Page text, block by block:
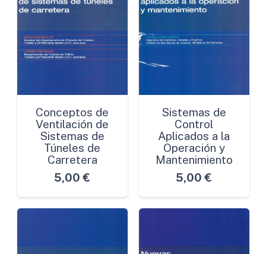
Conceptos de
Ventilación de
Sistemas de
Túneles de
Carretera
5,00 €
Sistemas de
Control
Aplicados a la
Operación y
Mantenimiento
5,00 €